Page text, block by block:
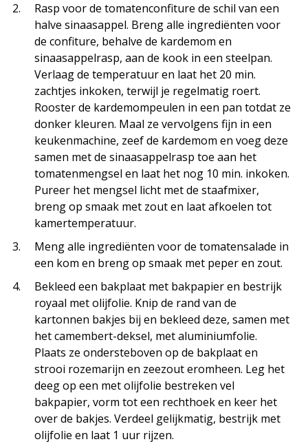
Rasp voor de tomatenconfiture de schil van een
halve sinaasappel. Breng alle ingrediënten voor
de confiture, behalve de kardemom en
sinaasappelrasp, aan de kook in een steelpan.
Verlaag de temperatuur en laat het 20 min.
zachtjes inkoken, terwijl je regelmatig roert.
Rooster de kardemompeulen in een pan totdat ze
donker kleuren. Maal ze vervolgens fijn in een
keukenmachine, zeef de kardemom en voeg deze
samen met de sinaasappelrasp toe aan het
tomatenmengsel en laat het nog 10 min. inkoken.
Pureer het mengsel licht met de staafmixer,
breng op smaak met zout en laat afkoelen tot
kamertemperatuur.
Meng alle ingrediënten voor de tomatensalade in
een kom en breng op smaak met peper en zout.
Bekleed een bakplaat met bakpapier en bestrijk
royaal met olijfolie. Knip de rand van de
kartonnen bakjes bij en bekleed deze, samen met
het camembert-deksel, met aluminiumfolie.
Plaats ze ondersteboven op de bakplaat en
strooi rozemarijn en zeezout eromheen. Leg het
deeg op een met olijfolie bestreken vel
bakpapier, vorm tot een rechthoek en keer het
over de bakjes. Verdeel gelijkmatig, bestrijk met
olijfolie en laat 1 uur rijzen.